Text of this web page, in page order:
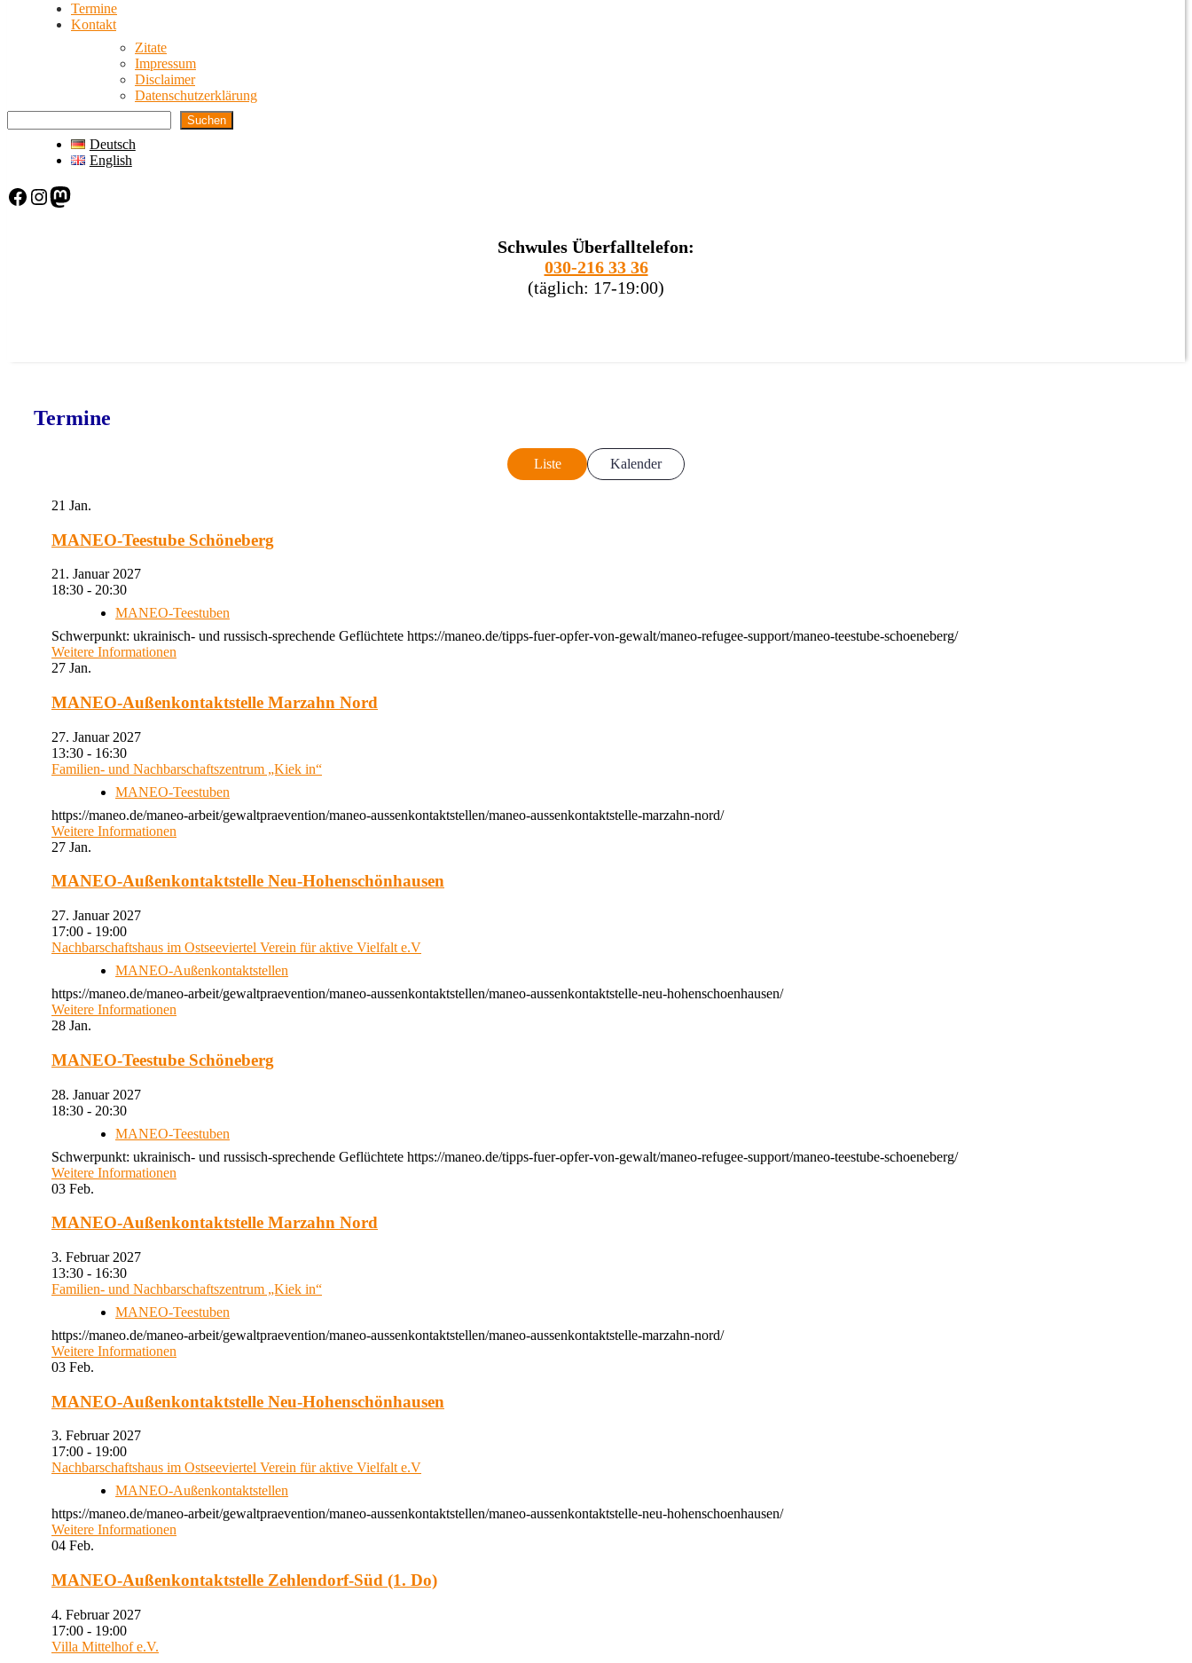
Termine
Kontakt
Zitate
Impressum
Disclaimer
Datenschutzerklärung
Suchen
Deutsch
English
Facebook Instagram Mastodon
Schwules Überfalltelefon:
030-216 33 36
(täglich: 17-19:00)
Termine
Liste Kalender
21 Jan.
MANEO-Teestube Schöneberg
21. Januar 2027
18:30 - 20:30
MANEO-Teestuben
Schwerpunkt: ukrainisch- und russisch-sprechende Geflüchtete https://maneo.de/tipps-fuer-opfer-von-gewalt/maneo-refugee-support/maneo-teestube-schoeneberg/
Weitere Informationen
27 Jan.
MANEO-Außenkontaktstelle Marzahn Nord
27. Januar 2027
13:30 - 16:30
Familien- und Nachbarschaftszentrum „Kiek in“
MANEO-Teestuben
https://maneo.de/maneo-arbeit/gewaltpraevention/maneo-aussenkontaktstellen/maneo-aussenkontaktstelle-marzahn-nord/
Weitere Informationen
27 Jan.
MANEO-Außenkontaktstelle Neu-Hohenschönhausen
27. Januar 2027
17:00 - 19:00
Nachbarschaftshaus im Ostseeviertel Verein für aktive Vielfalt e.V
MANEO-Außenkontaktstellen
https://maneo.de/maneo-arbeit/gewaltpraevention/maneo-aussenkontaktstellen/maneo-aussenkontaktstelle-neu-hohenschoenhausen/
Weitere Informationen
28 Jan.
MANEO-Teestube Schöneberg
28. Januar 2027
18:30 - 20:30
MANEO-Teestuben
Schwerpunkt: ukrainisch- und russisch-sprechende Geflüchtete https://maneo.de/tipps-fuer-opfer-von-gewalt/maneo-refugee-support/maneo-teestube-schoeneberg/
Weitere Informationen
03 Feb.
MANEO-Außenkontaktstelle Marzahn Nord
3. Februar 2027
13:30 - 16:30
Familien- und Nachbarschaftszentrum „Kiek in“
MANEO-Teestuben
https://maneo.de/maneo-arbeit/gewaltpraevention/maneo-aussenkontaktstellen/maneo-aussenkontaktstelle-marzahn-nord/
Weitere Informationen
03 Feb.
MANEO-Außenkontaktstelle Neu-Hohenschönhausen
3. Februar 2027
17:00 - 19:00
Nachbarschaftshaus im Ostseeviertel Verein für aktive Vielfalt e.V
MANEO-Außenkontaktstellen
https://maneo.de/maneo-arbeit/gewaltpraevention/maneo-aussenkontaktstellen/maneo-aussenkontaktstelle-neu-hohenschoenhausen/
Weitere Informationen
04 Feb.
MANEO-Außenkontaktstelle Zehlendorf-Süd (1. Do)
4. Februar 2027
17:00 - 19:00
Villa Mittelhof e.V.